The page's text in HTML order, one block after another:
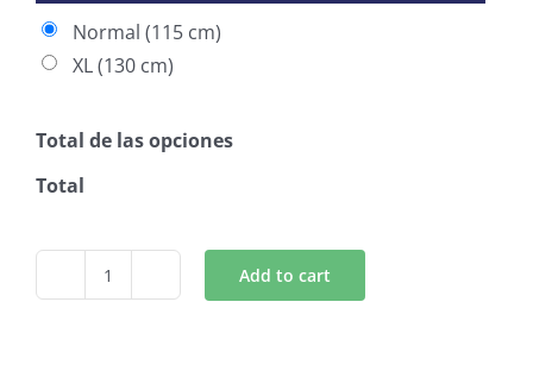
Normal (115 cm)
XL (130 cm)
Total de las opciones
Total
Tirantes
Add to cart